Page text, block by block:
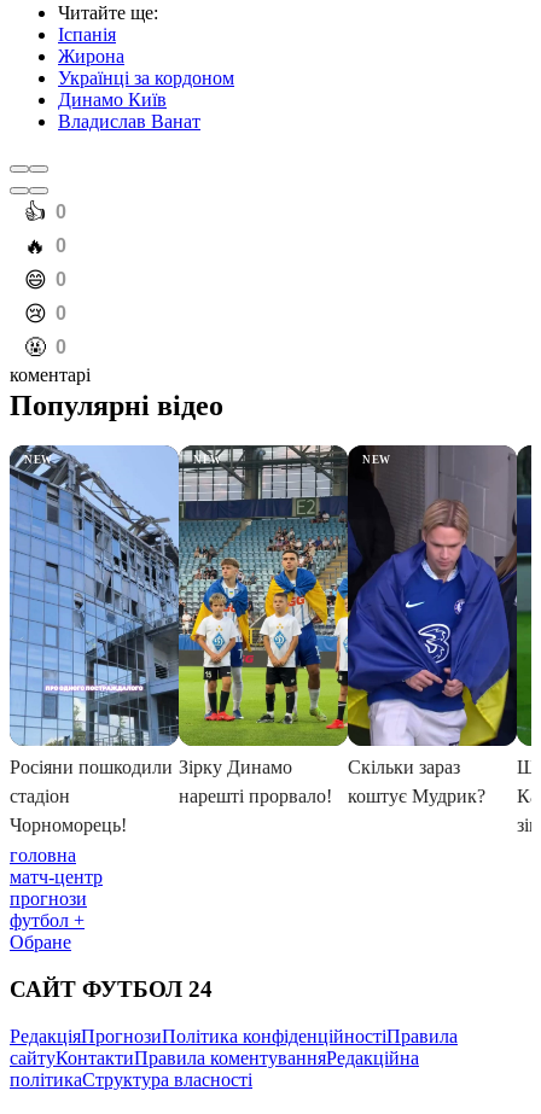
Читайте ще:
Іспанія
Жирона
Українці за кордоном
Динамо Київ
Владислав Ванат
️👍 0
️🔥 0
️😄 0
️😢 0
️🤬 0
коментарі
головна
матч-центр
прогнози
футбол +
Обране
САЙТ ФУТБОЛ 24
РедакціяПрогнозиПолітика конфіденційностіПравила
сайтуКонтактиПравила коментуванняРедакційна
політикаСтруктура власності